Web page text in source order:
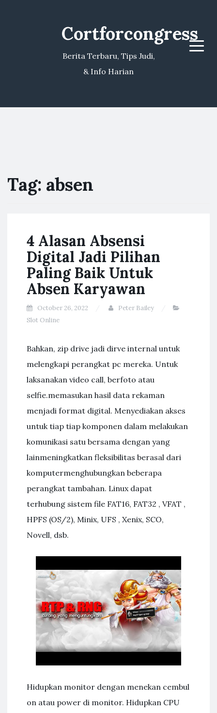
Cortforcongress
Berita Terbaru, Tips Judi,
& Info Harian
Menu
Tag: absen
4 Alasan Absensi
Digital Jadi Pilihan
Paling Baik Untuk
Absen Karyawan
October 26, 2022
Peter Bailey
Slot Online
Bahkan, zip drive jadi dirve internal untuk
melengkapi perangkat pc mereka. Untuk
laksanakan video call, berfoto atau
selfie.memasukan hasil data rekaman
menjadi format digital. Menyediakan akses
untuk tiap tiap komponen dalam melakukan
komunikasi satu bersama dengan yang
lainmeningkatkan fleksibilitas berasal dari
komputermenghubungkan beberapa
perangkat tambahan. Linux dapat
terhubung sistem file FAT16, FAT32 , VFAT ,
HPFS (OS/2), Minix, UFS , Xenix, SCO,
Novell, dsb.
Hidupkan monitor dengan menekan cembul
on atau power di monitor. Hidupkan CPU